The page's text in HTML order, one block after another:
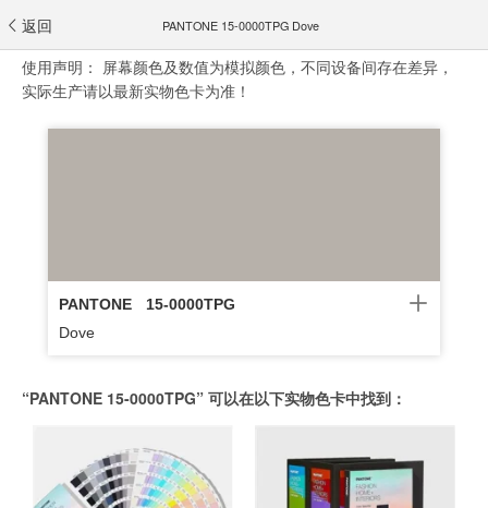
返回 PANTONE 15-0000TPG Dove
使用声明： 屏幕颜色及数值为模拟颜色，不同设备间存在差异，
实际生产请以最新实物色卡为准！
PANTONE
15-0000TPG
Dove
“PANTONE 15-0000TPG” 可以在以下实物色卡中找到：